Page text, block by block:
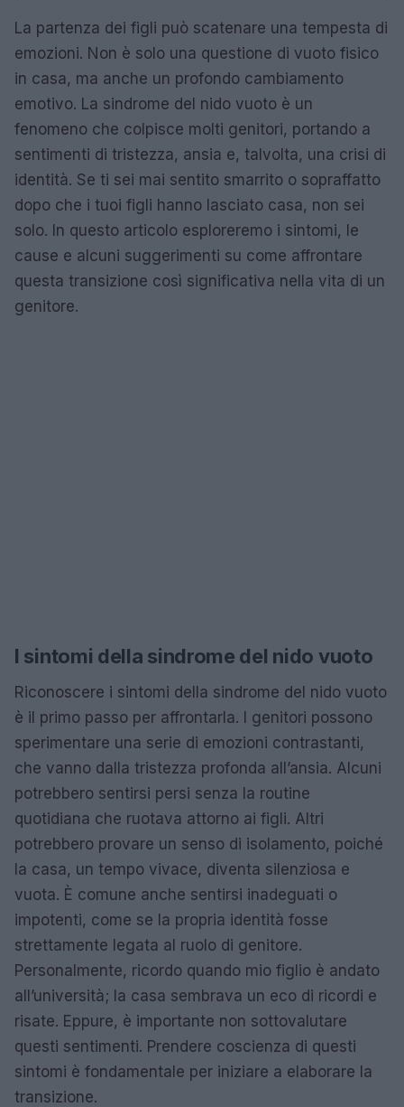
La partenza dei figli può scatenare una tempesta di
emozioni. Non è solo una questione di vuoto fisico
in casa, ma anche un profondo cambiamento
emotivo. La sindrome del nido vuoto è un
fenomeno che colpisce molti genitori, portando a
sentimenti di tristezza, ansia e, talvolta, una crisi di
identità. Se ti sei mai sentito smarrito o sopraffatto
dopo che i tuoi figli hanno lasciato casa, non sei
solo. In questo articolo esploreremo i sintomi, le
cause e alcuni suggerimenti su come affrontare
questa transizione così significativa nella vita di un
genitore.
I sintomi della sindrome del nido vuoto
Riconoscere i sintomi della sindrome del nido vuoto
è il primo passo per affrontarla. I genitori possono
sperimentare una serie di emozioni contrastanti,
che vanno dalla tristezza profonda all’ansia. Alcuni
potrebbero sentirsi persi senza la routine
quotidiana che ruotava attorno ai figli. Altri
potrebbero provare un senso di isolamento, poiché
la casa, un tempo vivace, diventa silenziosa e
vuota. È comune anche sentirsi inadeguati o
impotenti, come se la propria identità fosse
strettamente legata al ruolo di genitore.
Personalmente, ricordo quando mio figlio è andato
all’università; la casa sembrava un eco di ricordi e
risate. Eppure, è importante non sottovalutare
questi sentimenti. Prendere coscienza di questi
sintomi è fondamentale per iniziare a elaborare la
transizione.